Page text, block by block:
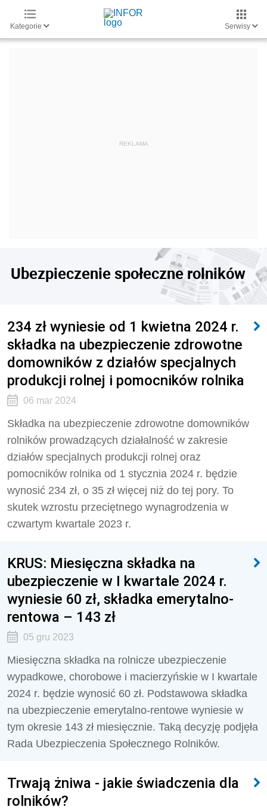
Kategorie Serwisy
Ubezpieczenie społeczne rolników
234 zł wyniesie od 1 kwietna 2024 r.
składka na ubezpieczenie zdrowotne
domowników z działów specjalnych
produkcji rolnej i pomocników rolnika
06 mar 2024
Składka na ubezpieczenie zdrowotne domowników
rolników prowadzących działalność w zakresie
działów specjalnych produkcji rolnej oraz
pomocników rolnika od 1 stycznia 2024 r. będzie
wynosić 234 zł, o 35 zł więcej niż do tej pory. To
skutek wzrostu przeciętnego wynagrodzenia w
czwartym kwartale 2023 r.
KRUS: Miesięczna składka na
ubezpieczenie w I kwartale 2024 r.
wyniesie 60 zł, składka emerytalno-
rentowa – 143 zł
05 gru 2023
Miesięczna składka na rolnicze ubezpieczenie
wypadkowe, chorobowe i macierzyńskie w I kwartale
2024 r. będzie wynosić 60 zł. Podstawowa składka
na ubezpieczenie emerytalno-rentowe wyniesie w
tym okresie 143 zł miesięcznie. Taką decyzję podjęła
Rada Ubezpieczenia Społecznego Rolników.
Trwają żniwa - jakie świadczenia dla
rolników?